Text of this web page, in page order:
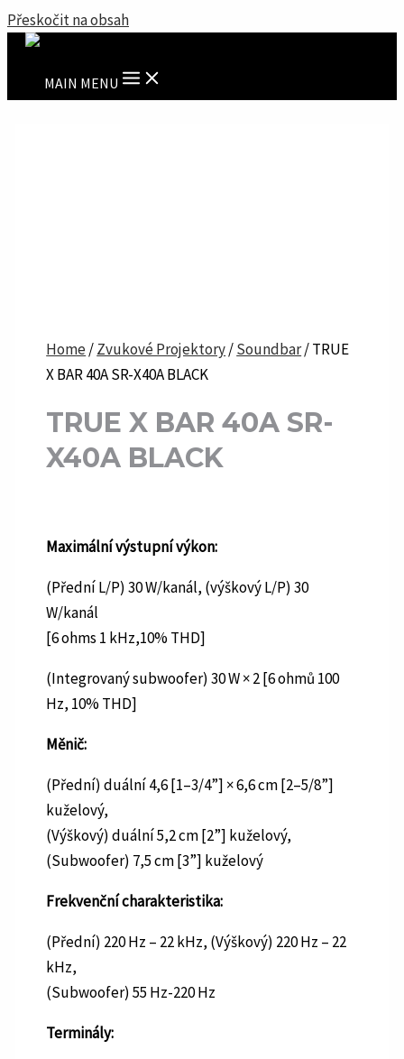
Přeskočit na obsah
MAIN MENU
Home/Zvukové Projektory/Soundbar/ TRUE
X BAR 40A SR-X40A BLACK
TRUE X BAR 40A SR-
X40A BLACK
Maximální výstupní výkon:
(Přední L/P) 30 W/kanál, (výškový L/P) 30
W/kanál
[6 ohms 1 kHz,10% THD]
(Integrovaný subwoofer) 30 W × 2 [6 ohmů 100
Hz, 10% THD]
Měnič:
(Přední) duální 4,6 [1–3/4”] × 6,6 cm [2–5/8”]
kuželový,
(Výškový) duální 5,2 cm [2”] kuželový,
(Subwoofer) 7,5 cm [3”] kuželový
Frekvenční charakteristika:
(Přední) 220 Hz – 22 kHz, (Výškový) 220 Hz – 22
kHz,
(Subwoofer) 55 Hz-220 Hz
Terminály: